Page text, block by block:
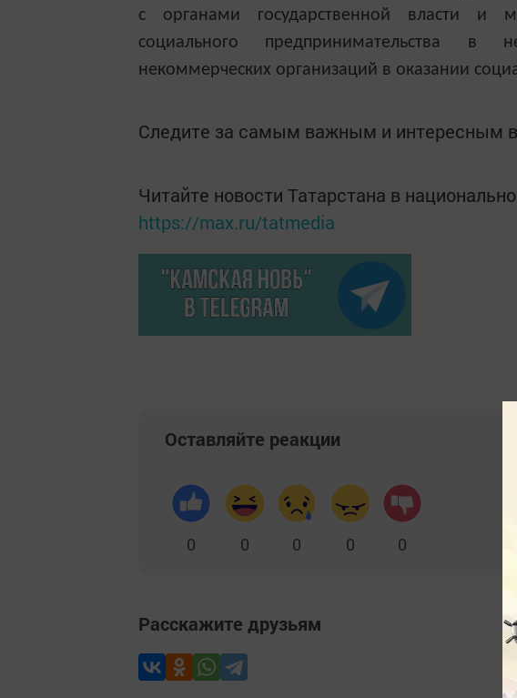
с органами государственной власти и
социального предпринимательства в
некоммерческих организаций в оказании
Следите за самым важным и интересным в
Читайте новости Татарстана в
https://max.ru/tatmedia
Оставляйте реакции
0 0 0 0 0
Расскажите друзьям